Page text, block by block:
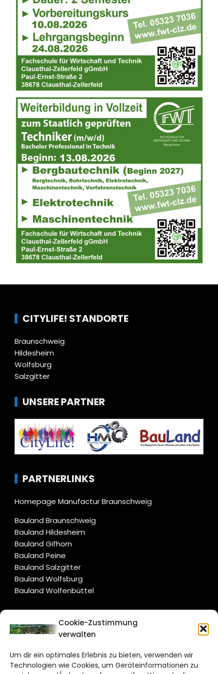
Cookie-Zustimmung
verwalten
Um dir ein optimales Erlebnis zu bieten, verwenden wir
Technologien wie Cookies, um Geräteinformationen zu
CITYLIFE! STANDORTE
Braunschweig
Hildesheim
Wolfsburg
Salzgitter
UNSERE PARTNER
PARTNERLINKS
Homepage Manufactur Braunschweig
Bauland Braunschweig
Bauland Hildesheim
Bauland Gifhorn
Bauland Peine
Bauland Salzgitter
Bauland Wolfsburg
Bauland Wolfenbüttel
CITYLIFE!
Bruchtorwall 12